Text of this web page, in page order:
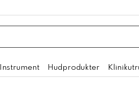
Instrument Hudprodukter